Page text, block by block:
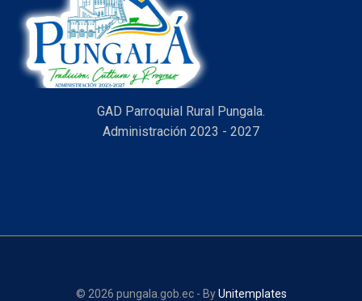
GAD Parroquial Rural Pungala.
Administración 2023 - 2027
© 2026 pungala.gob.ec - ByUnitemplates